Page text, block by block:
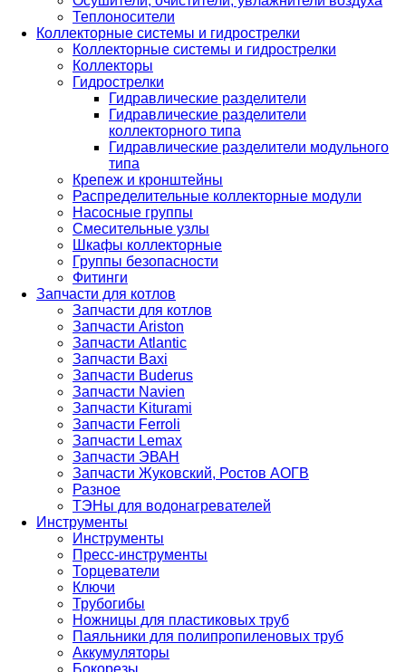
Теплоносители
Коллекторные системы и гидрострелки
Коллекторные системы и гидрострелки
Коллекторы
Гидрострелки
Гидравлические разделители
Гидравлические разделители
коллекторного типа
Гидравлические разделители модульного
типа
Крепеж и кронштейны
Распределительные коллекторные модули
Насосные группы
Смесительные узлы
Шкафы коллекторные
Группы безопасности
Фитинги
Запчасти для котлов
Запчасти для котлов
Запчасти Ariston
Запчасти Atlantic
Запчасти Baxi
Запчасти Buderus
Запчасти Navien
Запчасти Kiturami
Запчасти Ferroli
Запчасти Lemax
Запчасти ЭВАН
Запчасти Жуковский, Ростов АОГВ
Разное
ТЭНы для водонагревателей
Инструменты
Инструменты
Пресс-инструменты
Торцеватели
Ключи
Трубогибы
Ножницы для пластиковых труб
Паяльники для полипропиленовых труб
Аккумуляторы